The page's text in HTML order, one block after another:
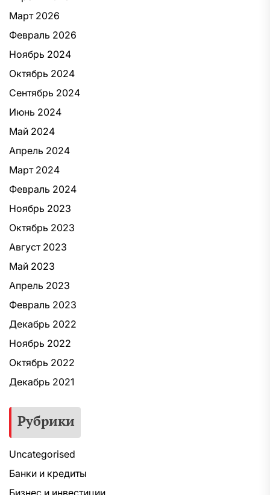
Март 2026
Февраль 2026
Ноябрь 2024
Октябрь 2024
Сентябрь 2024
Июнь 2024
Май 2024
Апрель 2024
Март 2024
Февраль 2024
Ноябрь 2023
Октябрь 2023
Август 2023
Май 2023
Апрель 2023
Февраль 2023
Декабрь 2022
Ноябрь 2022
Октябрь 2022
Декабрь 2021
Рубрики
Uncategorised
Банки и кредиты
Бизнес и инвестиции